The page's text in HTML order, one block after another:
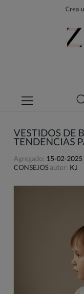
Crea
VESTIDOS DE
TENDENCIAS
Agregado: 15-02-2025
CONSEJOS autor: KJ